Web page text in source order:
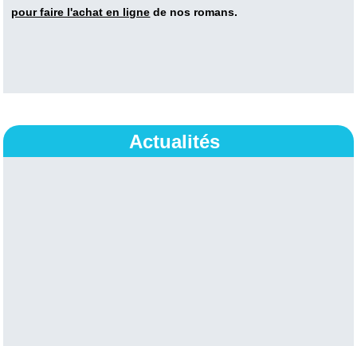
pour faire l'achat en ligne de nos romans.
Actualités